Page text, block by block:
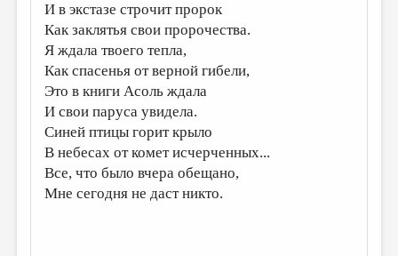
КНИЖНАЯ ПОЛКА
ОБЗОР ЛИТЕРАТУРЫ
СТРАНИЦЫ ПАМЯТИ
ОБЪЯВЛЕНИЯ
КОЛОНКА РЕДАКТОРА
РЕДКОЛЛЕГИЯ
ОТ РЕДАКЦИИ
И в экстазе строчит пророк
Как заклятья свои пророчества.
Я ждала твоего тепла,
Как спасенья от верной гибели,
Это в книги Асоль ждала
И свои паруса увидела.
Синей птицы горит крыло
В небесах от комет исчерченных...
Все, что было вчера обещано,
Мне сегодня не даст никто.